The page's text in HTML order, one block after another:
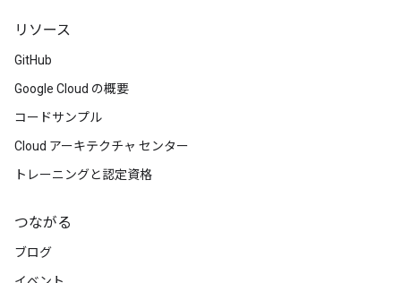
リソース
GitHub
Google Cloud の概要
コードサンプル
Cloud アーキテクチャ センター
トレーニングと認定資格
つながる
ブログ